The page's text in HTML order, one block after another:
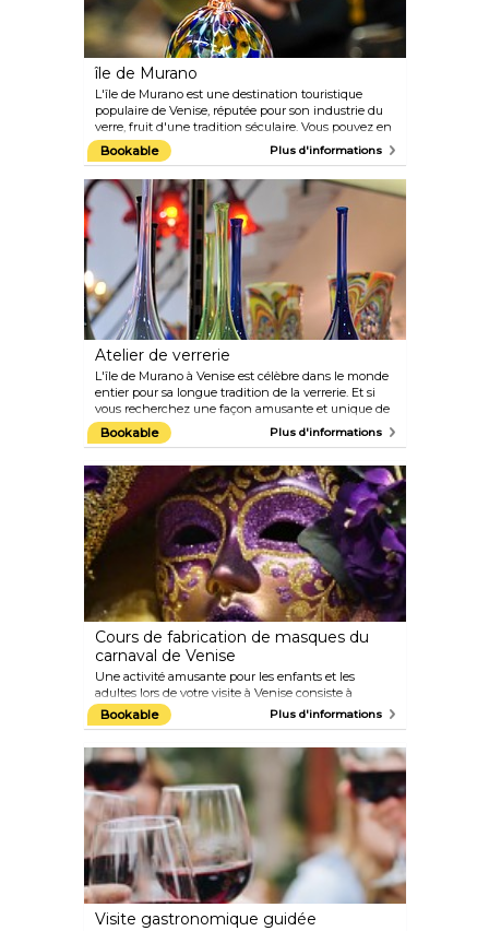
île de Murano
L'île de Murano est une destination touristique
populaire de Venise, réputée pour son industrie du
verre, fruit d'une tradition séculaire. Vous pouvez en
apprendre davantage à ce sujet en visitant le musée
du verre de Murano ou bien l'un des nombreux
ateliers de verrerie de l'île.
Bookable Plus d'informations
Atelier de verrerie
L'île de Murano à Venise est célèbre dans le monde
entier pour sa longue tradition de la verrerie. Et si
vous recherchez une façon amusante et unique de
passer une heure et demie à Murano avant de
repartir avec un trésor en verre fabriqué par vos
personnalisé. Au cours de cet atelier de verrerie de
90 minutes avec un artisan local, vous apprendrez à
créer vos propres œuvres d'art en verre tout en
découvrant les secrets des techniques de
fabrication du verre de Murano. Le comble, c'est que
vous pourrez emporter votre création en verre chez
vous.
Bookable Plus d'informations
Cours de fabrication de masques du
carnaval de Venise
Une activité amusante pour les enfants et les
adultes lors de votre visite à Venise consiste à
fabriquer votre propre masque de carnaval. Profitez
d'un cours sur la fabrication de masques dispensé
l'histoire de cette ancienne tradition. Choisissez
entre un leçon de fabrication, une leçon de
décoration ou bien les deux. Quelle que soit l'option
choisie, vous pouvez ramener votre création à la
maison comme souvenir de cette expérience
unique.
Bookable Plus d'informations
Visite gastronomique guidée